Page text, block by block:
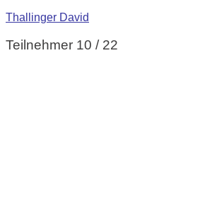
Thallinger David
Teilnehmer 10 / 22